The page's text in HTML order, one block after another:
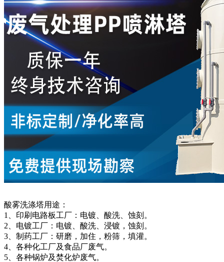
酸雾洗涤塔用途：
1、印刷电路板工厂：电镀、酸洗、蚀刻。
2、电镀工厂：电镀、酸洗、浸镀，蚀刻。
3、制药工厂：研磨，加住，粉筛，填灌。
4、各种化工厂及食品厂废气。
5、各种锅炉及焚化炉废气。